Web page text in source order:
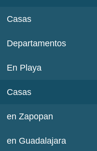
Casas
Departamentos
En Playa
Casas
en Zapopan
en Guadalajara